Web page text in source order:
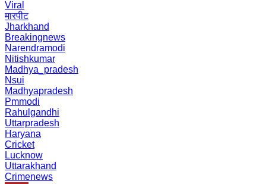
Viral
मारपीट
Jharkhand
Breakingnews
Narendramodi
Nitishkumar
Madhya_pradesh
Nsui
Madhyapradesh
Pmmodi
Rahulgandhi
Uttarpradesh
Haryana
Cricket
Lucknow
Uttarakhand
Crimenews